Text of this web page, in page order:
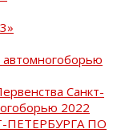
Санкт-
2022
ПЕТЕРБУРГА ПО